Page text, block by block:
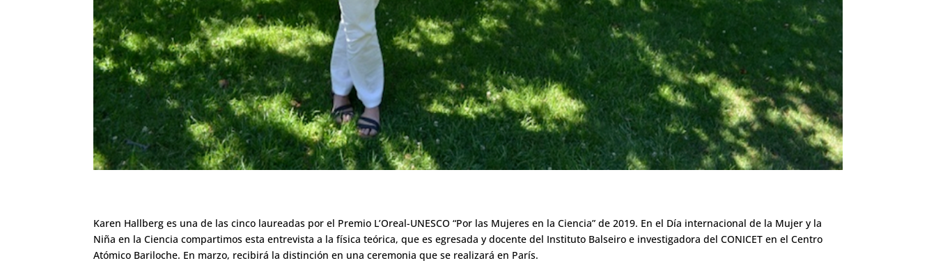
Karen Hallberg es una de las cinco laureadas por el Premio L’Oreal-UNESCO “Por las Mujeres en la Ciencia” de 2019. En el Día internacional de la Mujer y la
Niña en la Ciencia compartimos esta entrevista a la física teórica, que es egresada y docente del Instituto Balseiro e investigadora del CONICET en el Centro
Atómico Bariloche. En marzo, recibirá la distinción en una ceremonia que se realizará en París.